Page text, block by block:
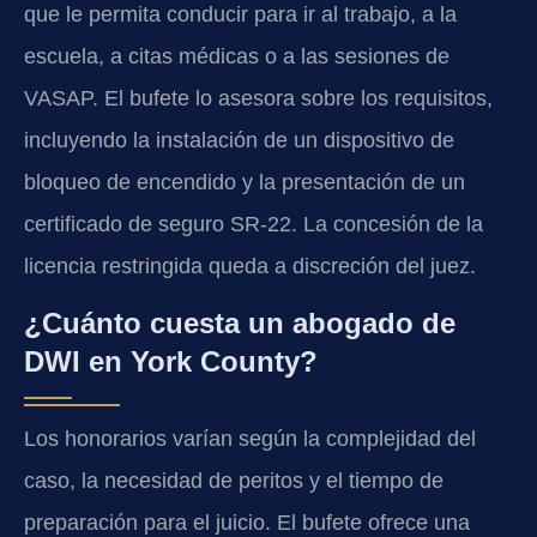
que le permita conducir para ir al trabajo, a la
escuela, a citas médicas o a las sesiones de
VASAP. El bufete lo asesora sobre los requisitos,
incluyendo la instalación de un dispositivo de
bloqueo de encendido y la presentación de un
certificado de seguro SR‑22. La concesión de la
licencia restringida queda a discreción del juez.
¿Cuánto cuesta un abogado de
DWI en York County?
Los honorarios varían según la complejidad del
caso, la necesidad de peritos y el tiempo de
preparación para el juicio. El bufete ofrece una